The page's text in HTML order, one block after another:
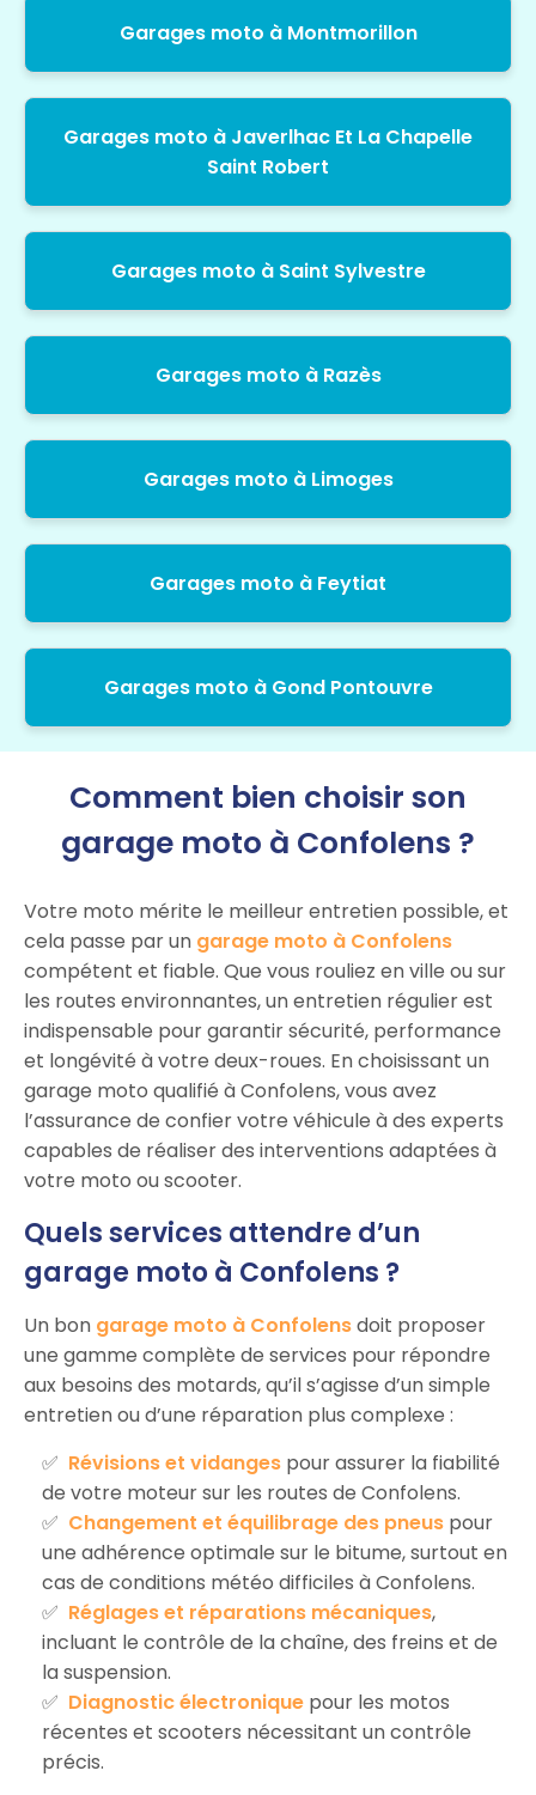
Garages moto à Montmorillon
Garages moto à Javerlhac Et La Chapelle
Saint Robert
Garages moto à Saint Sylvestre
Garages moto à Razès
Garages moto à Limoges
Garages moto à Feytiat
Garages moto à Gond Pontouvre
Comment bien choisir son
garage moto à Confolens ?
Votre moto mérite le meilleur entretien possible, et
cela passe par un garage moto à Confolens
compétent et fiable. Que vous rouliez en ville ou sur
les routes environnantes, un entretien régulier est
indispensable pour garantir sécurité, performance
et longévité à votre deux-roues. En choisissant un
garage moto qualifié à Confolens, vous avez
l’assurance de confier votre véhicule à des experts
capables de réaliser des interventions adaptées à
votre moto ou scooter.
Quels services attendre d’un
garage moto à Confolens ?
Un bon garage moto à Confolensdoit proposer
une gamme complète de services pour répondre
aux besoins des motards, qu’il s’agisse d’un simple
entretien ou d’une réparation plus complexe :
Révisions et vidanges pour assurer la fiabilité
de votre moteur sur les routes de Confolens.
Changement et équilibrage des pneus pour
une adhérence optimale sur le bitume, surtout en
cas de conditions météo difficiles à Confolens.
Réglages et réparations mécaniques,
incluant le contrôle de la chaîne, des freins et de
la suspension.
Diagnostic électronique pour les motos
récentes et scooters nécessitant un contrôle
précis.